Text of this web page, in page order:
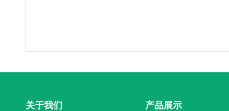
关于我们 产品展示